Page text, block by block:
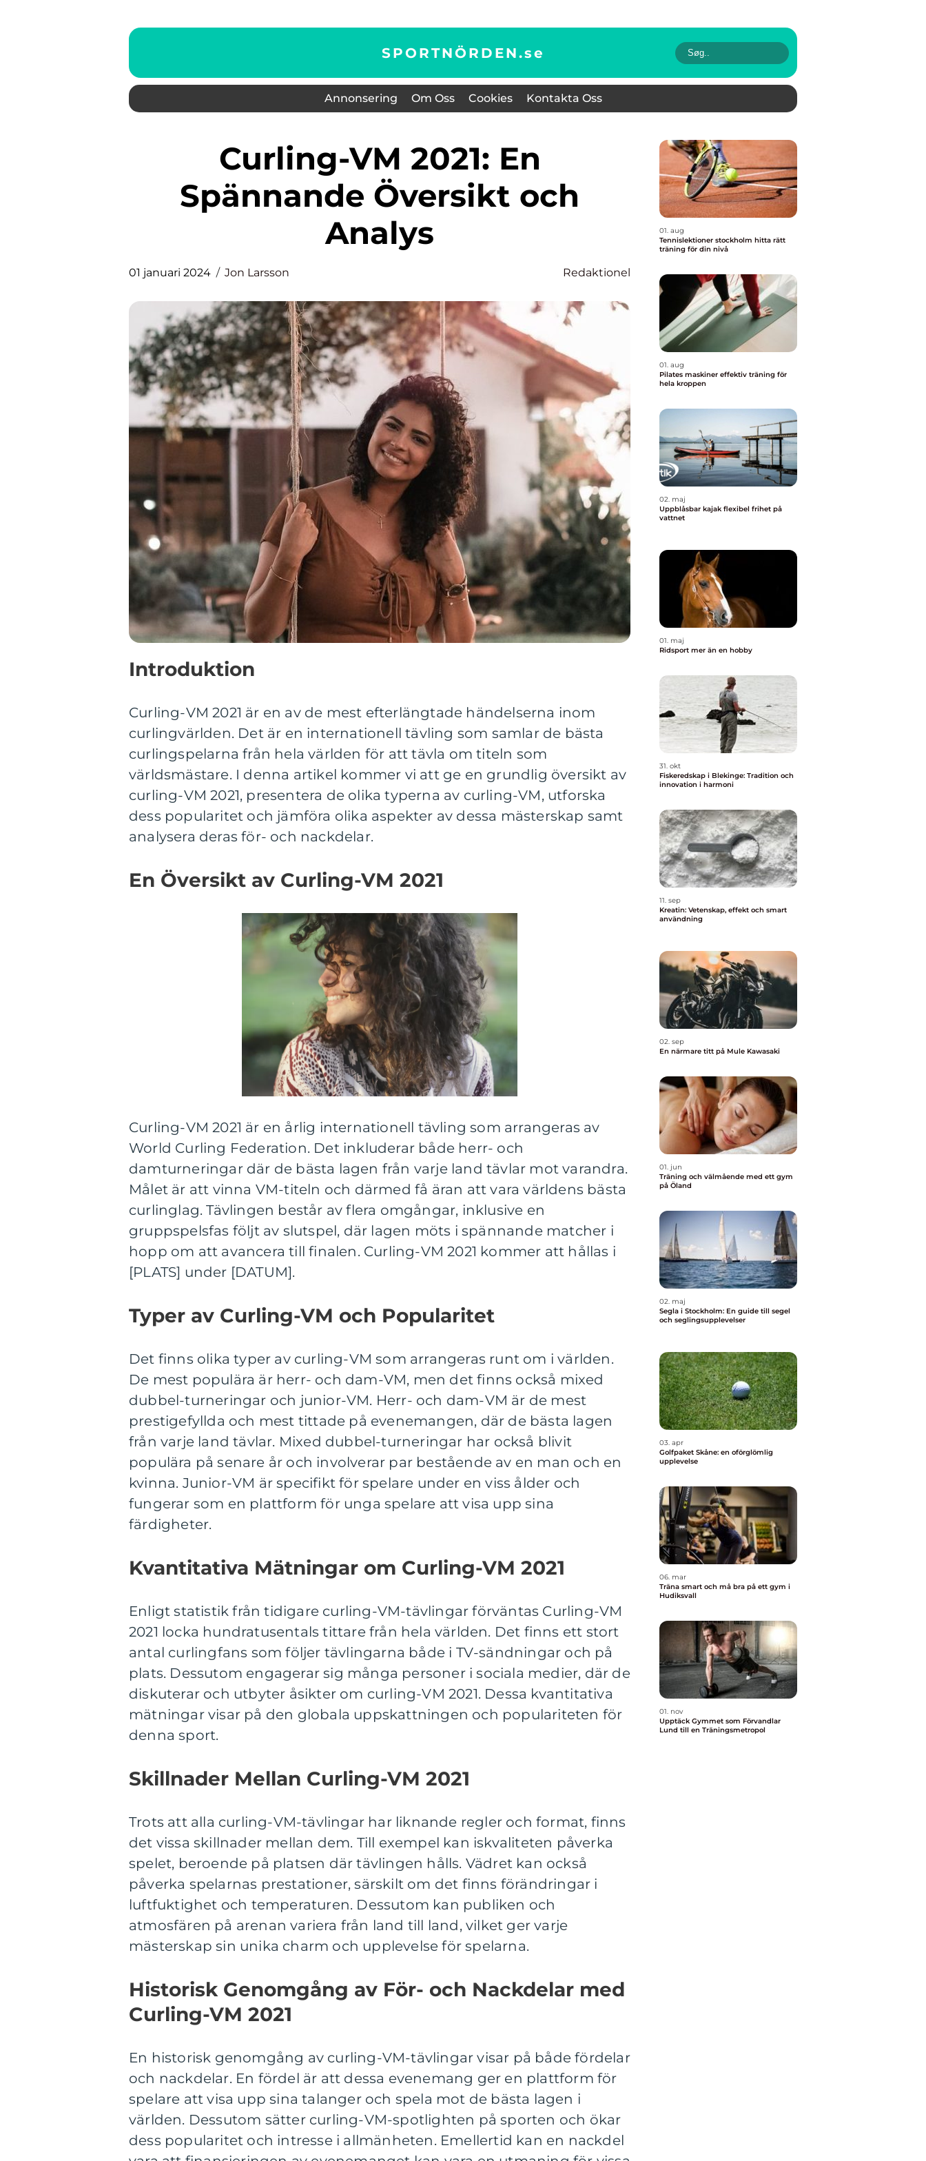
SPORTNÖRDEN.se
Annonsering Om Oss Cookies Kontakta Oss
Curling-VM 2021: En
Spännande Översikt och
Analys
01 januari 2024 Jon Larsson Redaktionel
Introduktion
Curling-VM 2021 är en av de mest efterlängtade händelserna inom
curlingvärlden. Det är en internationell tävling som samlar de bästa
curlingspelarna från hela världen för att tävla om titeln som
världsmästare. I denna artikel kommer vi att ge en grundlig översikt av
curling-VM 2021, presentera de olika typerna av curling-VM, utforska
dess popularitet och jämföra olika aspekter av dessa mästerskap samt
analysera deras för- och nackdelar.
En Översikt av Curling-VM 2021
Curling-VM 2021 är en årlig internationell tävling som arrangeras av
World Curling Federation. Det inkluderar både herr- och
damturneringar där de bästa lagen från varje land tävlar mot varandra.
Målet är att vinna VM-titeln och därmed få äran att vara världens bästa
curlinglag. Tävlingen består av flera omgångar, inklusive en
gruppspelsfas följt av slutspel, där lagen möts i spännande matcher i
hopp om att avancera till finalen. Curling-VM 2021 kommer att hållas i
[PLATS] under [DATUM].
Typer av Curling-VM och Popularitet
Det finns olika typer av curling-VM som arrangeras runt om i världen.
De mest populära är herr- och dam-VM, men det finns också mixed
dubbel-turneringar och junior-VM. Herr- och dam-VM är de mest
prestigefyllda och mest tittade på evenemangen, där de bästa lagen
från varje land tävlar. Mixed dubbel-turneringar har också blivit
populära på senare år och involverar par bestående av en man och en
kvinna. Junior-VM är specifikt för spelare under en viss ålder och
fungerar som en plattform för unga spelare att visa upp sina
färdigheter.
Kvantitativa Mätningar om Curling-VM 2021
Enligt statistik från tidigare curling-VM-tävlingar förväntas Curling-VM
2021 locka hundratusentals tittare från hela världen. Det finns ett stort
antal curlingfans som följer tävlingarna både i TV-sändningar och på
plats. Dessutom engagerar sig många personer i sociala medier, där de
diskuterar och utbyter åsikter om curling-VM 2021. Dessa kvantitativa
mätningar visar på den globala uppskattningen och populariteten för
denna sport.
Skillnader Mellan Curling-VM 2021
Trots att alla curling-VM-tävlingar har liknande regler och format, finns
det vissa skillnader mellan dem. Till exempel kan iskvaliteten påverka
spelet, beroende på platsen där tävlingen hålls. Vädret kan också
påverka spelarnas prestationer, särskilt om det finns förändringar i
luftfuktighet och temperaturen. Dessutom kan publiken och
atmosfären på arenan variera från land till land, vilket ger varje
mästerskap sin unika charm och upplevelse för spelarna.
Historisk Genomgång av För- och Nackdelar med
Curling-VM 2021
En historisk genomgång av curling-VM-tävlingar visar på både fördelar
och nackdelar. En fördel är att dessa evenemang ger en plattform för
spelare att visa upp sina talanger och spela mot de bästa lagen i
världen. Dessutom sätter curling-VM-spotlighten på sporten och ökar
dess popularitet och intresse i allmänheten. Emellertid kan en nackdel
01. aug
Tennislektioner stockholm hitta rätt
träning för din nivå
01. aug
Pilates maskiner effektiv träning för
hela kroppen
02. maj
Uppblåsbar kajak flexibel frihet på
vattnet
01. maj
Ridsport mer än en hobby
31. okt
Fiskeredskap i Blekinge: Tradition och
innovation i harmoni
11. sep
Kreatin: Vetenskap, effekt och smart
användning
02. sep
En närmare titt på Mule Kawasaki
01. jun
Träning och välmående med ett gym
på Öland
02. maj
Segla i Stockholm: En guide till segel
och seglingsupplevelser
03. apr
Golfpaket Skåne: en oförglömlig
upplevelse
06. mar
Träna smart och må bra på ett gym i
Hudiksvall
01. nov
Upptäck Gymmet som Förvandlar
Lund till en Träningsmetropol